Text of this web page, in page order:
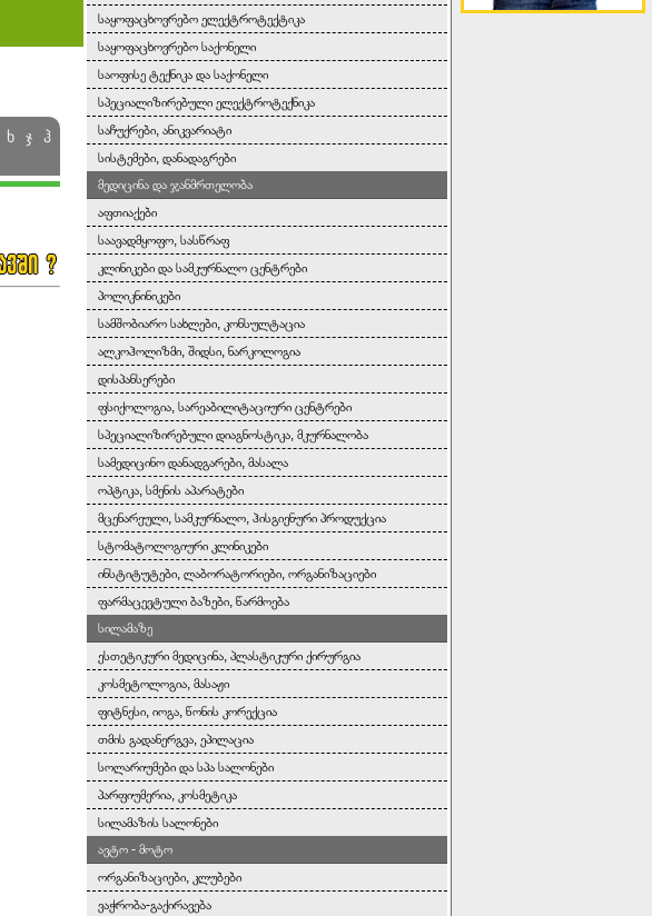
ხ ჯ
ჰ
საყოფაცხოვრებო ელექტროტექტიკა
საყოფაცხოვრებო საქონელი
საოფისე ტექნიკა და საქონელი
სპეციალიზირებული ელექტროტექნიკა
საჩუქრები, ანიკვარიატი
სისტემები, დანადაგრები
მედიცინა და ჯანმრთელობა
აფთიაქები
საავადმყოფო, სასწრაფ
კლინიკები და სამკურნალო ცენტრები
პოლიკნინიკები
სამშობიარო სახლები, კონსულტაცია
ალკოჰოლიზმი, შიდსი, ნარკოლოგია
დისპანსერები
ფსიქოლოგია, სარეაბილიტაციური ცენტრები
სპეციალიზირებული დიაგნოსტიკა, მკურნალობა
სამედიცინო დანადგარები, მასალა
ოპტიკა, სმენის აპარატები
მცენარეული, სამკურნალო, ჰისგიენური პროდუქცია
სტომატოლოგიური კლინიკები
ინსტიტუტები, ლაბორატორიები, ორგანიზაციები
ფარმაცევტული ბაზები, წარმოება
სილამაზე
ესთეტიკური მედიცინა, პლასტიკური ქირურგია
კოსმეტოლოგია, მასაჟი
ფიტნესი, იოგა, წონის კორექცია
თმის გადანერგვა, ეპილაცია
სოლარიუმები და სპა სალონები
პარფიუმერია, კოსმეტიკა
სილამაზის სალონები
ავტო - მოტო
ორგანიზაციები, კლუბები
ვაჭრობა-გაქირავება